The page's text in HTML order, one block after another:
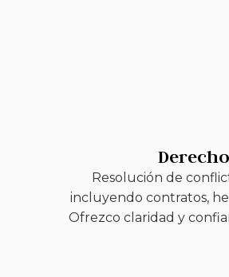
Resolución de
incluyendo contratos,
Ofrezco claridad y